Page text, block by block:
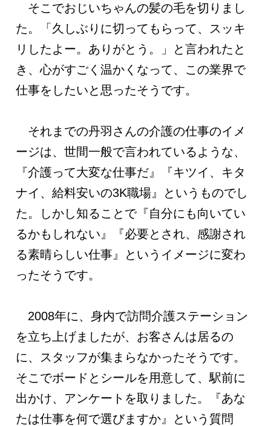
そこでおじいちゃんの髪の毛を切りまし
た。「久しぶりに切ってもらって、スッキ
リしたよー。ありがとう。」と言われたと
き、心がすごく温かくなって、この業界で
仕事をしたいと思ったそうです。
それまでの丹羽さんの介護の仕事のイメ
ージは、世間一般で言われているような、
『介護って大変な仕事だ』『キツイ、キタ
ナイ、給料安いの3K職場』というものでし
た。しかし知ることで『自分にも向いてい
るかもしれない』『必要とされ、感謝され
る素晴らしい仕事』というイメージに変わ
ったそうです。
2008年に、身内で訪問介護ステーション
を立ち上げましたが、お客さんは居るの
に、スタッフが集まらなかったそうです。
そこでボードとシールを用意して、駅前に
出かけ、アンケートを取りました。『あな
たは仕事を何で選びますか』という質問